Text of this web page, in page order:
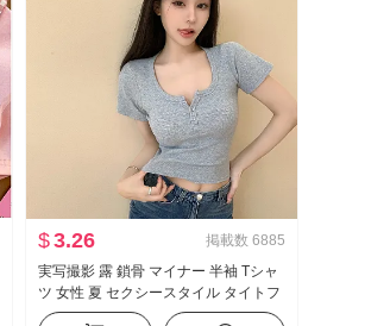
$3.26 掲載数 6885
実写撮影 露 鎖骨 マイナー 半袖 Tシャ
ツ 女性 夏 セクシースタイル タイトフ
ィット 新品 ボタン デザイン 感 ショー